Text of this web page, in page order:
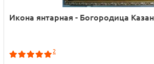
Икона янтарная - Богородица
2